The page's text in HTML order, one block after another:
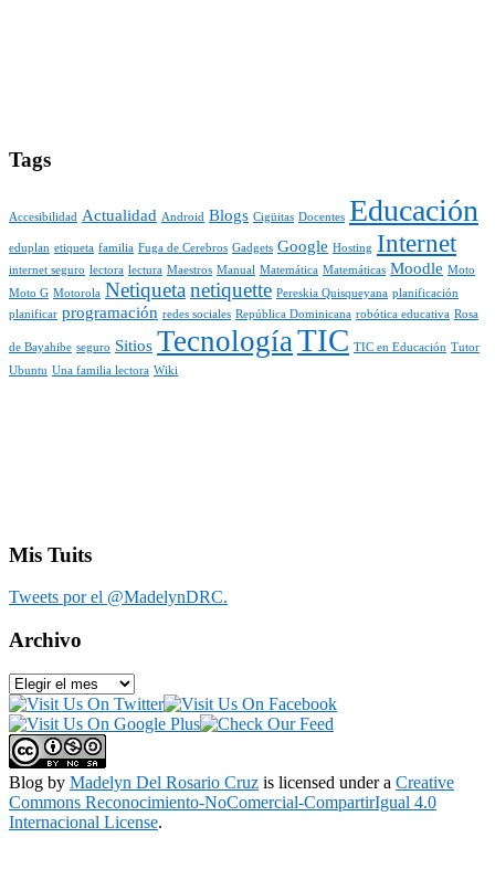
Tags
Accesibilidad Actualidad Android Blogs Cigüitas Docentes Educación
eduplan etiqueta familia Fuga de Cerebros Gadgets Google Hosting Internet
internet seguro lectora lectura Maestros Manual Matemática Matemáticas Moodle Moto
Moto G Motorola Netiquetanetiquette Pereskia Quisqueyana planificación
planificar programación redes sociales República Dominicana robótica educativa Rosa
de Bayahibe seguro Sitios TecnologíaTIC TIC en Educación Tutor
Ubuntu Una familia lectora Wiki
Mis Tuits
Tweets por el @MadelynDRC.
Archivo
Archivo
Blog by Madelyn Del Rosario Cruz is licensed under a Creative
Commons Reconocimiento-NoComercial-CompartirIgual 4.0
Internacional License.